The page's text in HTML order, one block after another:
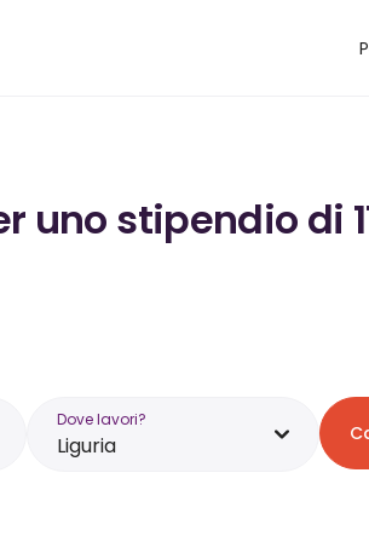
uno stipendio di
Dove lavori?
Liguria